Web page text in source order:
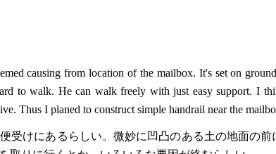
causing from location of the mailbox. It's set on
to walk. He can walk freely with just easy support. I
Thus I planed to construct simple handrail near the
けにあるらしい。微妙に凹凸のある土の地面の